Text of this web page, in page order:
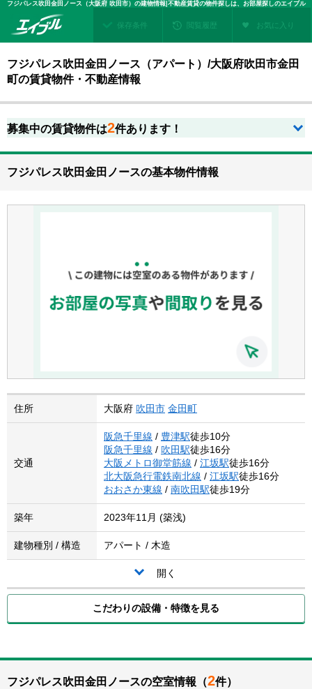
フジパレス吹田金田ノース（大阪府 吹田市）の建物情報|不動産賃貸の物件探しは、お部屋探しのエイブル
保存条件 閲覧履歴 お気に入り
フジパレス吹田金田ノース（アパート）/大阪府吹田市金田
町の賃貸物件・不動産情報
募集中の賃貸物件は2件あります！
フジパレス吹田金田ノースの基本物件情報
住所 大阪府 吹田市 金田町
交通
阪急千里線 / 豊津駅徒歩10分
阪急千里線 / 吹田駅徒歩16分
大阪メトロ御堂筋線 / 江坂駅徒歩16分
北大阪急行電鉄南北線 / 江坂駅徒歩16分
おおさか東線 / 南吹田駅徒歩19分
築年 2023年11月 (築浅)
建物種別 / 構造 アパート / 木造
開く
こだわりの設備・特徴を見る
フジパレス吹田金田ノースの空室情報（2件）